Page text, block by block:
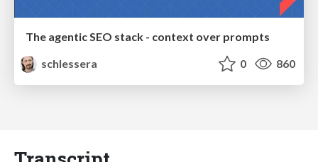
The agentic SEO stack - context over prompts
schlessera
0 860